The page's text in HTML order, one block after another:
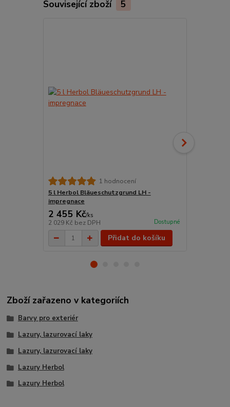
Související zboží 5
1 hodnocení
5 l Herbol Bläueschutzgrund LH -
impregnace
2 455 Kč/ks
2 029 Kč bez DPH Dostupné
Přidat do košíku
Zboží zařazeno v kategoriích
Barvy pro exteriér
Lazury, lazurovací laky
Lazury, lazurovací laky
Lazury Herbol
Lazury Herbol